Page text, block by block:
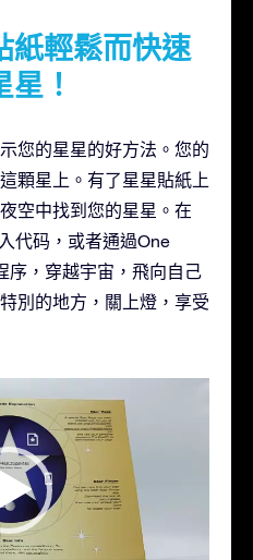
紙輕鬆而快速
！
您的星星的好方法。您的
顆星上。有了星星貼紙上
空中找到您的星星。在
代码，或者通過One
序，穿越宇宙，飛向自己
別的地方，關上燈，享受